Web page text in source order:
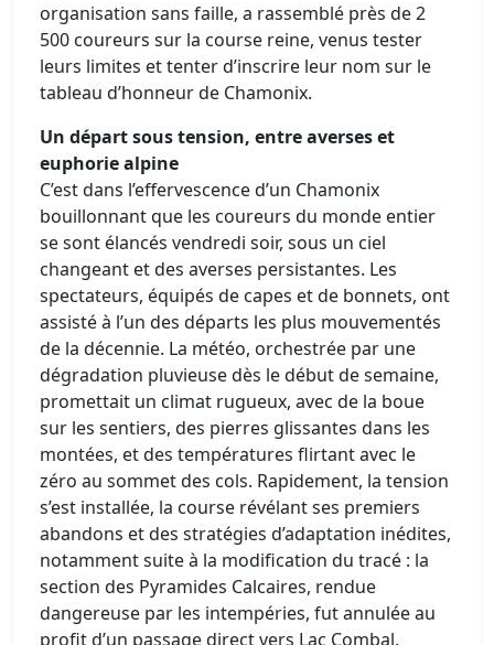
organisation sans faille, a rassemblé près de 2
500 coureurs sur la course reine, venus tester
leurs limites et tenter d’inscrire leur nom sur le
tableau d’honneur de Chamonix.
Un départ sous tension, entre averses et
euphorie alpine
C’est dans l’effervescence d’un Chamonix
bouillonnant que les coureurs du monde entier
se sont élancés vendredi soir, sous un ciel
changeant et des averses persistantes. Les
spectateurs, équipés de capes et de bonnets, ont
assisté à l’un des départs les plus mouvementés
de la décennie. La météo, orchestrée par une
dégradation pluvieuse dès le début de semaine,
promettait un climat rugueux, avec de la boue
sur les sentiers, des pierres glissantes dans les
montées, et des températures flirtant avec le
zéro au sommet des cols. Rapidement, la tension
s’est installée, la course révélant ses premiers
abandons et des stratégies d’adaptation inédites,
notamment suite à la modification du tracé : la
section des Pyramides Calcaires, rendue
dangereuse par les intempéries, fut annulée au
profit d’un passage direct vers Lac Combal.